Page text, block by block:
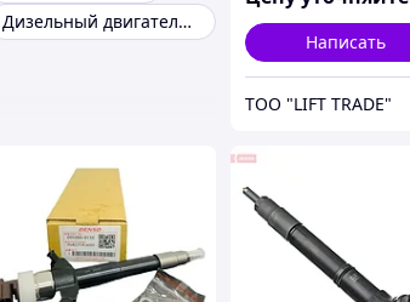
Дизельный двигатель v8
Написать
ТОО "LIFT TRADE"